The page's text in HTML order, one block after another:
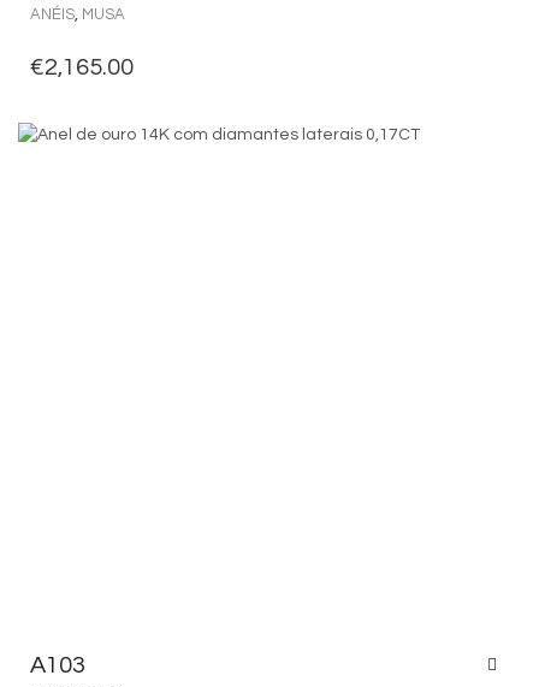
ANÉIS, MUSA
€2,165.00
A103